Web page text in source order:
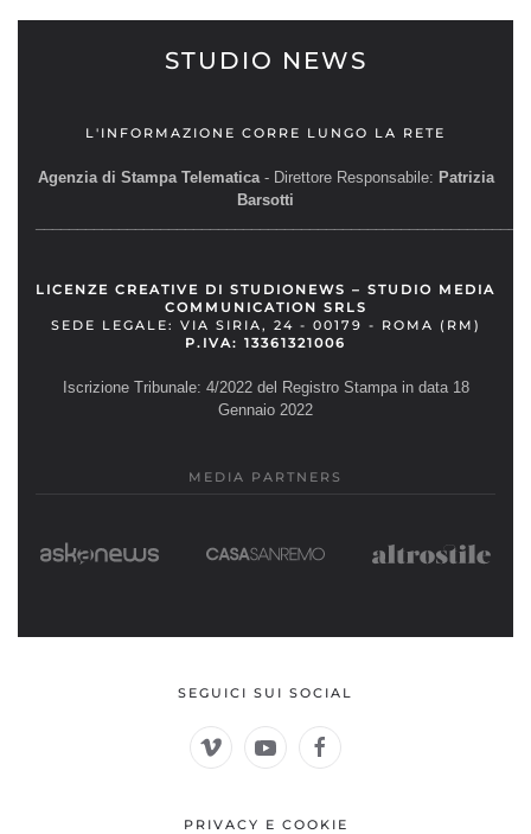
STUDIO NEWS
L'INFORMAZIONE CORRE LUNGO LA RETE
Agenzia di Stampa Telematica- Direttore Responsabile: Patrizia
Barsotti
LICENZE CREATIVE DI STUDIONEWS – STUDIO MEDIA
COMMUNICATION SRLS
SEDE LEGALE: VIA SIRIA, 24 - 00179 - ROMA (RM)
P.IVA: 13361321006
Iscrizione Tribunale: 4/2022 del Registro Stampa in data 18
Gennaio 2022
MEDIA PARTNERS
SEGUICI SUI SOCIAL
PRIVACY E COOKIE